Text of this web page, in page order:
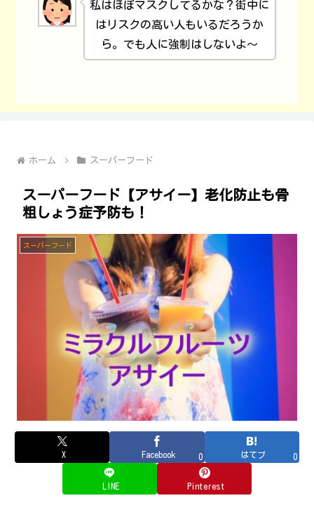
私はほぼマスクしてるかな？街中に
はリスクの高い人もいるだろうか
ら。でも人に強制はしないよ～
ホーム スーパーフード
スーパーフード【アサイー】老化防止も骨
粗しょう症予防も！
スーパーフード
X Facebook 0 はてブ 0
LINE Pinterest